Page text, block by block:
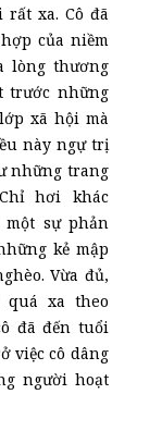
xa. Cô đã
của niềm
lòng thương
trước những
xã hội mà
này ngự trị
những trang
hơi khác
sự phản
kẻ mập
Vừa đủ,
xa theo
đã đến tuổi
việc cô dâng
người hoạt